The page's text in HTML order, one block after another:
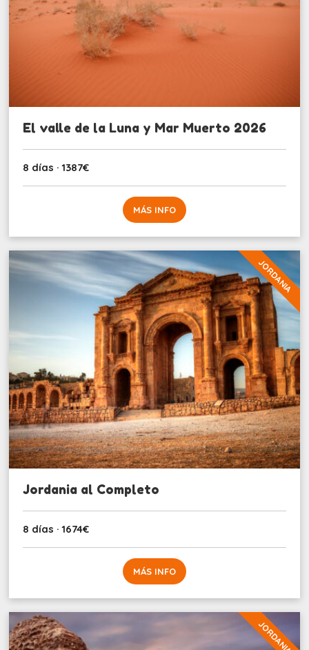
El valle de la Luna y Mar Muerto 2026
8 días · 1387€
MÁS INFO
JORDANIA
Jordania al Completo
8 días · 1674€
MÁS INFO
JORDANIA